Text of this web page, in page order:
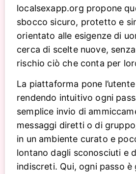
localsexapp.org propone
sbocco sicuro, protetto e
orientato alle esigenze di
cerca di scelte nuove,
rischio ciò che conta per
La piattaforma pone
rendendo intuitivo ogni
semplice invio di
messaggi diretti o di
in un ambiente curato e
lontano dagli sconosciuti e
indiscreti. Qui, ogni passo è